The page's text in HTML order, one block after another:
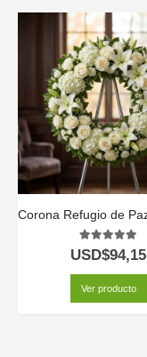
5.00out of 5
USD$94,15
Ver producto